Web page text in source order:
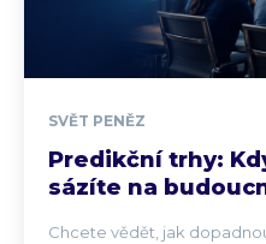
SVĚT PENĚZ
Predikční trhy:
sázíte na
Chcete vědět, jak